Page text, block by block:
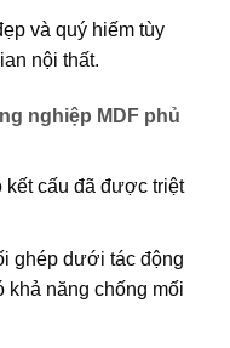
và quý hiếm tùy
nội thất.
nghiệp MDF phủ
kết cấu đã được triệt
ghép dưới tác động
khả năng chống mối